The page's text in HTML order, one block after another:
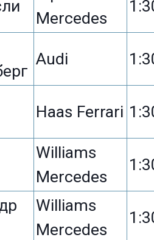
Mercedes
Audi
Haas Ferrari
Williams
Mercedes
Williams
Mercedes